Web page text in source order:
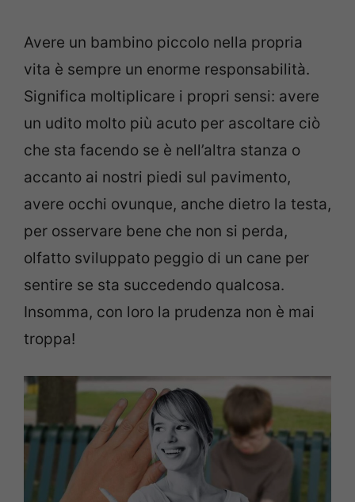
Avere un bambino piccolo nella propria
vita è sempre un enorme responsabilità.
Significa moltiplicare i propri sensi: avere
un udito molto più acuto per ascoltare ciò
che sta facendo se è nell’altra stanza o
accanto ai nostri piedi sul pavimento,
avere occhi ovunque, anche dietro la testa,
per osservare bene che non si perda,
olfatto sviluppato peggio di un cane per
sentire se sta succedendo qualcosa.
Insomma, con loro la prudenza non è mai
troppa!